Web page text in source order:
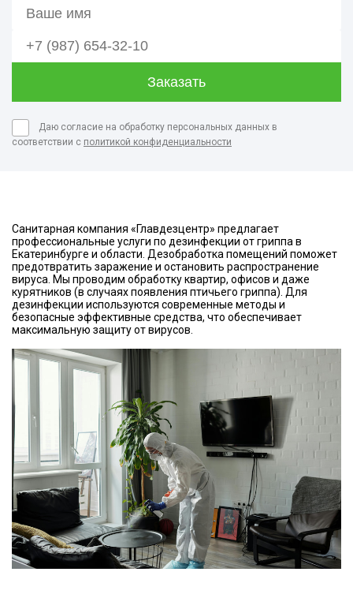
Даю согласие на обработку персональных данных в
соответствии с политикой конфиденциальности
Санитарная компания «Главдезцентр» предлагает
профессиональные услуги по дезинфекции от гриппа в
Екатеринбурге и области. Дезобработка помещений поможет
предотвратить заражение и остановить распространение
вируса. Мы проводим обработку квартир, офисов и даже
курятников (в случаях появления птичьего гриппа). Для
дезинфекции используются современные методы и
безопасные эффективные средства, что обеспечивает
максимальную защиту от вирусов.